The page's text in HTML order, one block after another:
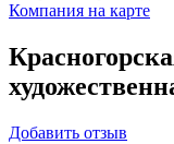
Компания на карте
Добавить отзыв